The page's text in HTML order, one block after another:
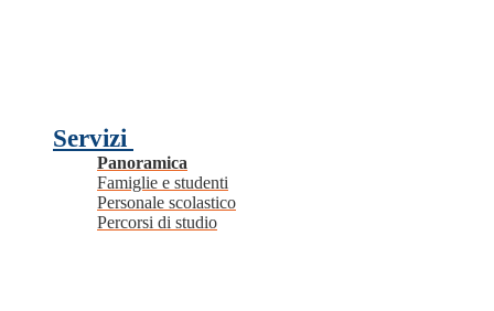
Servizi
Panoramica
Famiglie e studenti
Personale scolastico
Percorsi di studio